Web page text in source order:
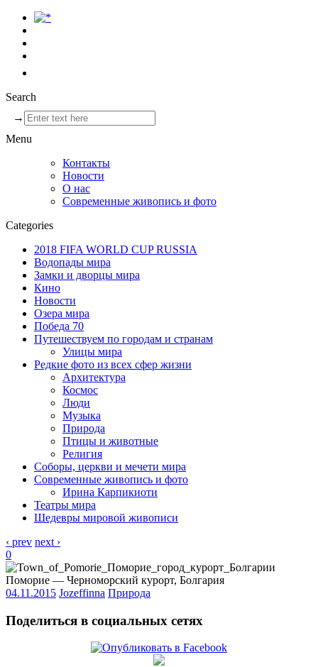
Search
→
Menu
Контакты
Новости
О нас
Современные живопись и фото
Categories
2018 FIFA WORLD CUP RUSSIA
Водопады мира
Замки и дворцы мира
Кино
Новости
Озера мира
Победа 70
Путешествуем по городам и странам
Улицы мира
Редкие фото из всех сфер жизни
Архитектура
Космос
Люди
Музыка
Природа
Птицы и животные
Религия
Соборы, церкви и мечети мира
Современные живопись и фото
Ирина Карпикиоти
Театры мира
Шедевры мировой живописи
‹ prev next ›
0
Поморие — Черноморский курорт, Болгария
04.11.2015 Jozeffinna Природа
Поделиться в социальных сетях